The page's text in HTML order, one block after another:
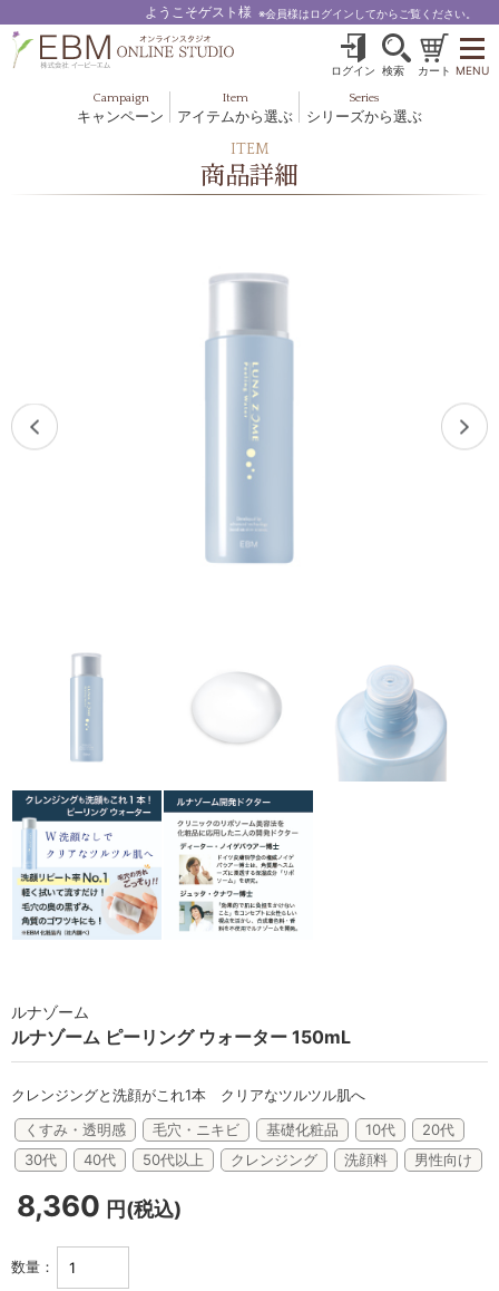
ようこそゲスト様 ※会員様はログインしてからご覧ください。
ログイン 検索 カート
Campaign
キャンペーン
Item
アイテムから選ぶ
健美食品
Series
シリーズから選ぶ
ブルームオーラ.
アクアイーズ
フェミリカ
マザーズエンブレイス
SAVC
ラボライン
ミライワ
ヘアラスター
マーヴェラティ
太古の記憶
スカイズグレース
野の花グッズ
スキンケアチケット
MENU
ITEM
商品詳細
ルナゾーム
ルナゾーム ピーリング ウォーター 150mL
クレンジングと洗顔がこれ1本 クリアなツルツル肌へ
くすみ・透明感
毛穴・ニキビ 基礎化粧品 10代
20代
30代
40代 50代以上 クレンジング 洗顔料 男性向け
8,360 円(税込)
数量：